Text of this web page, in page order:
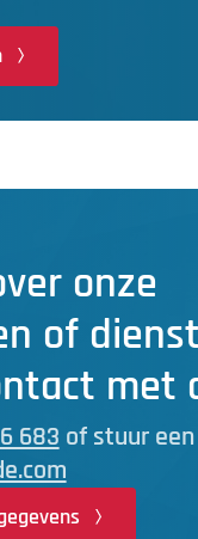
onze
of
met
683 of stuur